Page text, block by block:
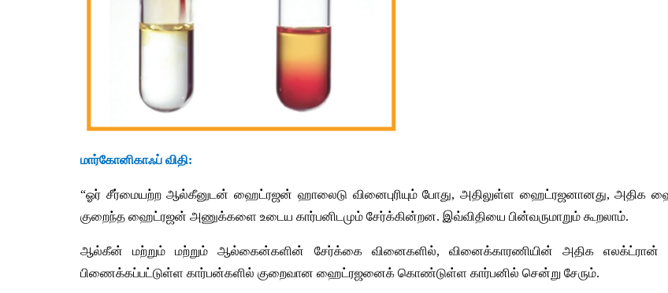
மார்கோனிகாஃப் விதி:
“ஓர் சீர்மையற்ற ஆல்கீனுடன் ஹைட்ரஜன் ஹாலைடு வினைபுரியும் போது, அதிலுள்ள ஹைட்ரஜனானது, அதிக
குறைந்த ஹைட்ரஜன் அணுக்களை உடைய கார்பனிடமும் சேர்க்கின்றன. இவ்விதியை பின்வருமாறும் கூறலாம்.
ஆல்கீன் மற்றும் மற்றும் ஆல்கைன்களின் சேர்க்கை வினைகளில், வினைக்காரணியின் அதிக எலக்ட்ரான்
பிணைக்கப்பட்டுள்ள கார்பன்களில் குறைவான ஹைட்ரஜனைக் கொண்டுள்ள கார்பனில் சென்று சேரும்.